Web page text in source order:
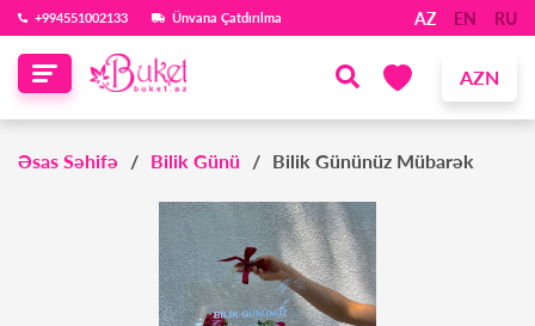
‪+994551002133‬ Ünvana Çatdırılma AZ EN RU
AZN
Əsas Səhifə Bilik Günü Bilik Gününüz Mübarək